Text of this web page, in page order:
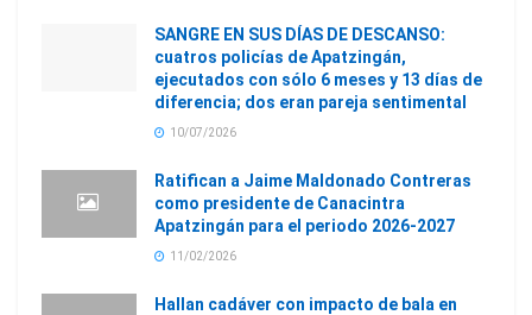
SANGRE EN SUS DÍAS DE DESCANSO:
cuatros policías de Apatzingán,
ejecutados con sólo 6 meses y 13 días de
diferencia; dos eran pareja sentimental
10/07/2026
Ratifican a Jaime Maldonado Contreras
como presidente de Canacintra
Apatzingán para el periodo 2026-2027
11/02/2026
Hallan cadáver con impacto de bala en